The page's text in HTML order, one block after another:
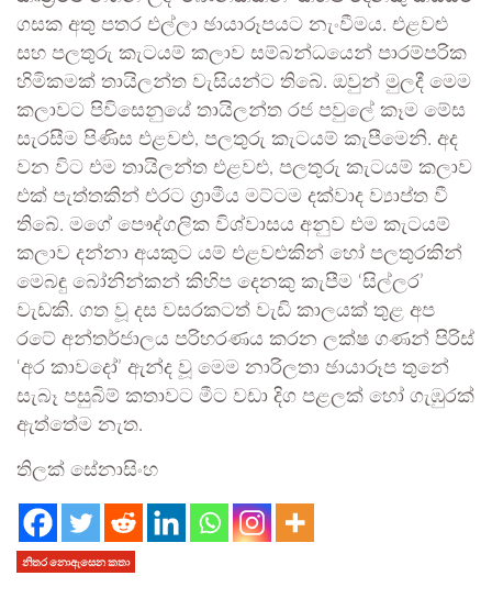
ගසක අතු පතර එල්ලා ඡායාරූපයට නැංවීමය. එළවළු
සහ පලතුරු කැටයම් කලාව සම්බන්ධයෙන් පාරම්පරික
හිමිකමක් තායිලන්ත වැසියන්ට තිබේ. ඔවුන් මුලදී මෙම
කලාවට පිවිසෙනුයේ තායිලන්ත රජ පවුලේ කෑම මේස
සැරසීම පිණිස එළවළු, පලතුරු කැටයම් කැපීමෙනි. අද
වන විට එම තායිලන්ත එළවළු, පලතුරු කැටයම් කලාව
එක් පැත්තකින් එරට ග්‍රාමීය මට්ටම දක්වාද ව්‍යාප්ත වී
තිබේ. මගේ පෞද්ගලික විශ්වාසය අනුව එම කැටයම්
කලාව දන්නා අයකුට යම් එළවළුකින් හෝ පලතුරකින්
මෙබඳු බෝනින්කන් කිහිප දෙනකු කැපීම ‘සිල්ලර’
වැඩකි. ගත වූ දස වසරකටත් වැඩි කාලයක් තුළ අප
රටේ අන්තර්ජාලය පරිහරණය කරන ලක්ෂ ගණන් පිරිස්
‘අර කාවදෝ’ ඇන්ද වූ මෙම නාරිලතා ඡායාරූප තුනේ
සැබෑ පසුබිම් කතාවට මීට වඩා දිග පළලක් හෝ ගැඹුරක්
ඇත්තේම නැත.
තිලක් සේනාසිංහ
නිතර නොඇසෙන කතා